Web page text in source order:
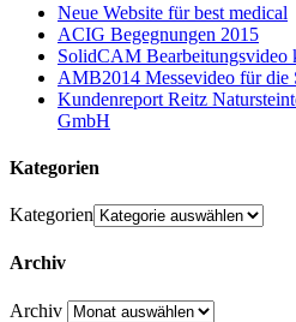
Neue Website für best medical
ACIG Begegnungen 2015
SolidCAM Bearbeitungsvideo
AMB2014 Messevideo für
Kundenreport Reitz
GmbH
Kategorien
Kategorien
Archiv
Archiv